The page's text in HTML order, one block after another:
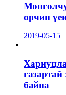
орчин
2019-05-15
байна